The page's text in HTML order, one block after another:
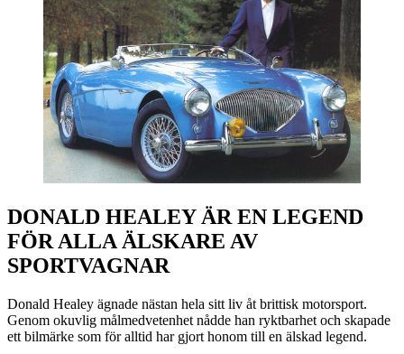
DONALD HEALEY ÄR EN LEGEND
FÖR ALLA ÄLSKARE AV
SPORTVAGNAR
Donald Healey ägnade nästan hela sitt liv åt brittisk motorsport.
Genom okuvlig målmedvetenhet nådde han ryktbarhet och skapade
ett bilmärke som för alltid har gjort honom till en älskad legend.